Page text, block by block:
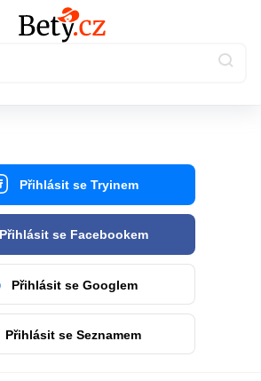
Přihlásit se Tryinem
Přihlásit se Facebookem
Přihlásit se Googlem
Přihlásit se Seznamem